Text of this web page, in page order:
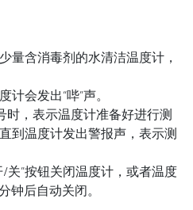
量含消毒剂的水清洁温度计，
计会发出“哔”声。
时，表示温度计准备好进行测
到温度计发出警报声，表示测
关”按钮关闭温度计，或者温度
钟后自动关闭。